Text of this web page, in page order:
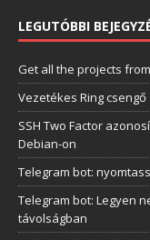
LEGUTÓBBI
Get all the projects
Vezetékes Ring csengő
SSH Two Factor
Debian-on
Telegram bot:
Telegram bot: Legyen
távolságban